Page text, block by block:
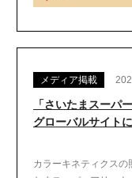
メディア掲載
「さいたまスーパ
グローバルサイト
カラーキネティクス